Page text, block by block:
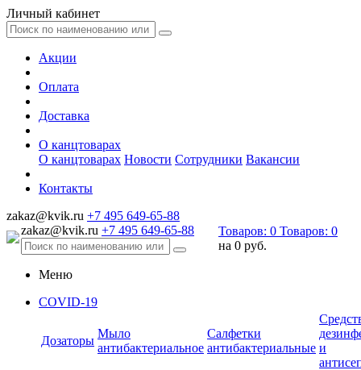
Личный кабинет
Акции
Оплата
Доставка
О канцтоварах
О канцтоварах Новости Сотрудники Вакансии
Контакты
zakaz@kvik.ru +7 495 649-65-88
zakaz@kvik.ru +7 495 649-65-88 Товаров: 0 Товаров: 0
на 0 руб.
Меню
COVID-19
Дозаторы
Мыло
антибактериальное
Салфетки
антибактериальные и